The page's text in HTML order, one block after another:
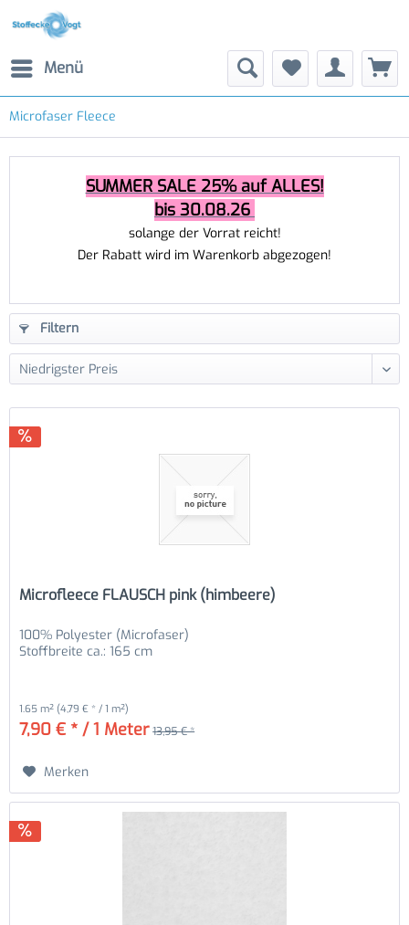
Menü
Microfaser Fleece
SUMMER SALE 25% auf ALLES!
bis 30.08.26
solange der Vorrat reicht!
Der Rabatt wird im Warenkorb abgezogen!
Filtern
Microfleece FLAUSCH pink (himbeere)
100% Polyester (Microfaser)
Stoffbreite ca.: 165 cm
1.65 m² (4,79 € * / 1 m²)
7,90 € * / 1 Meter 13,95 € *
Merken